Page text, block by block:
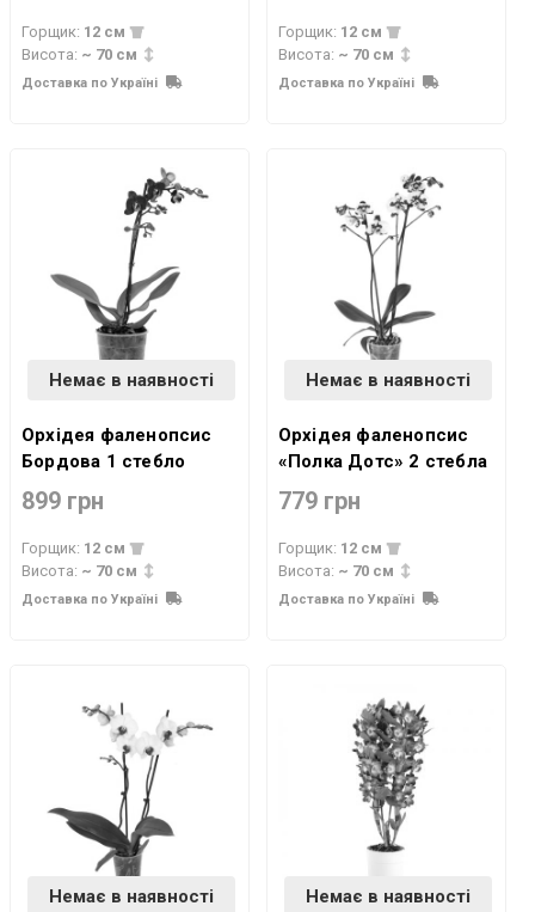
Горщик: 12 см
Висота: ~ 70 см
Доставка по Україні
Горщик: 12 см
Висота: ~ 70 см
Доставка по Україні
Немає в наявності
Орхідея фаленопсис
Бордова 1 стебло
899 грн
Горщик: 12 см
Висота: ~ 70 см
Доставка по Україні
Немає в наявності
Орхідея фаленопсис
«Полка Дотс» 2 стебла
779 грн
Горщик: 12 см
Висота: ~ 70 см
Доставка по Україні
Немає в наявності Немає в наявності